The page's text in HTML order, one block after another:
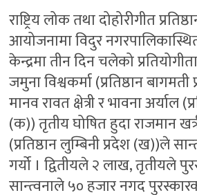
राष्ट्रिय लोक तथा दोहोरीगीत
आयोजनामा विदुर
केन्द्रमा तीन दिन चलेको
जमुना विश्वकर्मा (प्रतिष्ठान
मानव रावत क्षेत्री र भावना अर्याल
(क)) तृतीय घोषित हुदा राजमान
(प्रतिष्ठान लुम्बिनी प्रदेश (ख))ले
गर्यो । द्वितीयले २ लाख, तृतीयले
सान्त्वनाले ५० हजार नगद